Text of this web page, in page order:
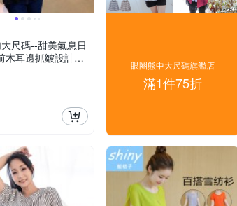
尺碼--甜美氣息日
木耳邊抓皺設計長
.藍L-3L)-X558眼
碼
眼圈熊中大尺碼旗艦店
滿1件75折